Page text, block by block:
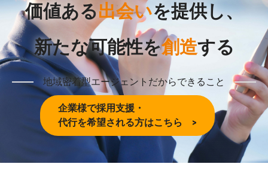
価値ある出会いを提供し、
新たな可能性を創造する
地域密着型エージェントだからできること
企業様で採用支援・
代行を希望される方はこちら >